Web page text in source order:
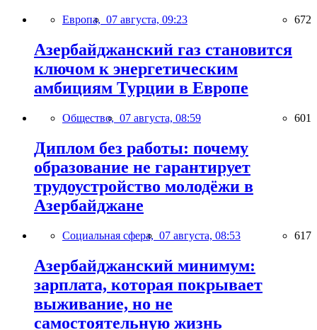
Европа, 07 августа, 09:23 672
Азербайджанский газ становится
ключом к энергетическим
амбициям Турции в Европе
Общество, 07 августа, 08:59 601
Диплом без работы: почему
образование не гарантирует
трудоустройство молодёжи в
Азербайджане
Социальная сфера, 07 августа, 08:53 617
Азербайджанский минимум:
зарплата, которая покрывает
выживание, но не
самостоятельную жизнь